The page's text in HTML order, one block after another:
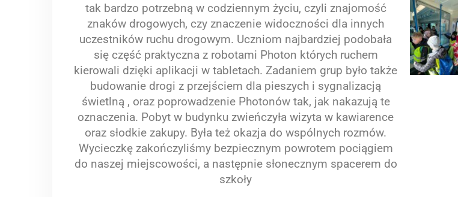
tak bardzo potrzebną w codziennym życiu, czyli znajomość
znaków drogowych, czy znaczenie widoczności dla innych
uczestników ruchu drogowym. Uczniom najbardziej podobała
się część praktyczna z robotami Photon których ruchem
kierowali dzięki aplikacji w tabletach. Zadaniem grup było także
budowanie drogi z przejściem dla pieszych i sygnalizacją
świetlną , oraz poprowadzenie Photonów tak, jak nakazują te
oznaczenia. Pobyt w budynku zwieńczyła wizyta w kawiarence
oraz słodkie zakupy. Była też okazja do wspólnych rozmów.
Wycieczkę zakończyliśmy bezpiecznym powrotem pociągiem
do naszej miejscowości, a następnie słonecznym spacerem do
szkoły